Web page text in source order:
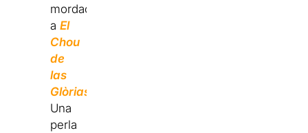
mordaç
a El
Chou
de
las
Glòrias
Una
perla